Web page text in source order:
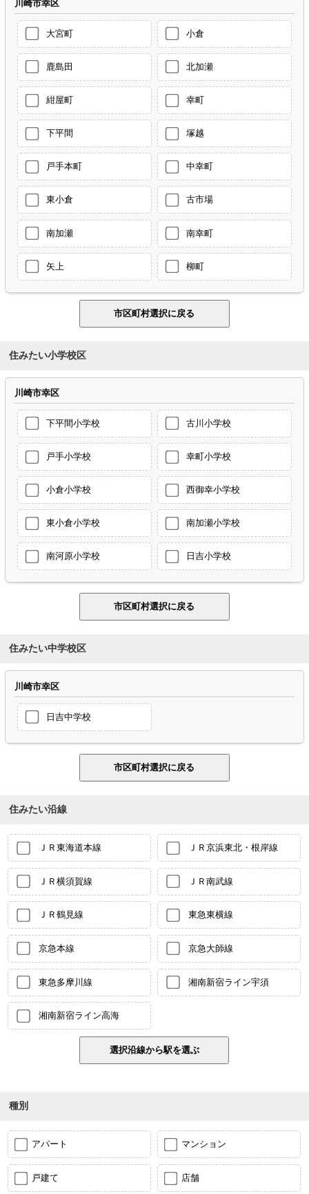
川崎市幸区
大宮町 小倉
鹿島田 北加瀬
紺屋町 幸町
下平間 塚越
戸手本町 中幸町
東小倉 古市場
南加瀬 南幸町
矢上 柳町
住みたい小学校区
川崎市幸区
下平間小学校 古川小学校
戸手小学校 幸町小学校
小倉小学校 西御幸小学校
東小倉小学校 南加瀬小学校
南河原小学校 日吉小学校
住みたい中学校区
川崎市幸区
日吉中学校
住みたい沿線
ＪＲ東海道本線 ＪＲ京浜東北・根岸線
ＪＲ横須賀線 ＪＲ南武線
ＪＲ鶴見線 東急東横線
京急本線 京急大師線
東急多摩川線 湘南新宿ライン宇須
湘南新宿ライン高海
種別
アパート マンション
戸建て 店舗